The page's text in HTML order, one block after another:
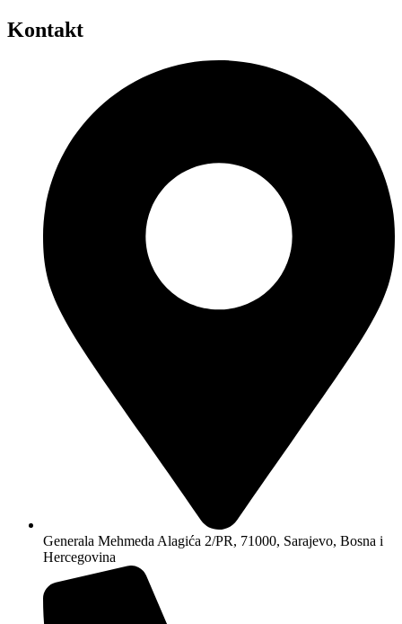
Kontakt
Generala Mehmeda Alagića 2/PR, 71000, Sarajevo, Bosna i
Hercegovina